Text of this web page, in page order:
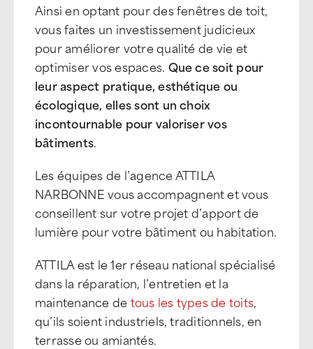
Ainsi en optant pour des fenêtres de toit,
vous faites un investissement judicieux
pour améliorer votre qualité de vie et
optimiser vos espaces. Que ce soit pour
leur aspect pratique, esthétique ou
écologique, elles sont un choix
incontournable pour valoriser vos
bâtiments.
Les équipes de l’agence ATTILA
NARBONNE vous accompagnent et vous
conseillent sur votre projet d’apport de
lumière pour votre bâtiment ou habitation.
ATTILA est le 1er réseau national spécialisé
dans la réparation, l’entretien et la
maintenance de tous les types de toits,
qu’ils soient industriels, traditionnels, en
terrasse ou amiantés.